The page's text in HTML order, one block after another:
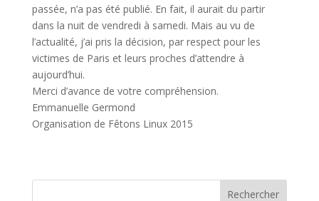
passée, n’a pas été publié. En fait, il aurait du partir
dans la nuit de vendredi à samedi. Mais au vu de
l’actualité, j’ai pris la décision, par respect pour les
victimes de Paris et leurs proches d’attendre à
aujourd’hui.
Merci d’avance de votre compréhension.
Emmanuelle Germond
Organisation de Fêtons Linux 2015